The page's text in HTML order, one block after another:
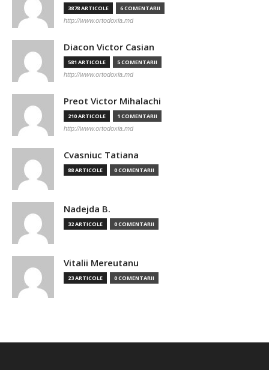
3878 ARTICOLE 6 COMENTARII
http://www.ortodoxia.md
Diacon Victor Casian
581 ARTICOLE 5 COMENTARII
http://www.ortodoxia.md
Preot Victor Mihalachi
210 ARTICOLE 1 COMENTARII
http://www.ortodoxia.md
Cvasniuc Tatiana
88 ARTICOLE 0 COMENTARII
Nadejda B.
32 ARTICOLE 0 COMENTARII
Vitalii Mereutanu
23 ARTICOLE 0 COMENTARII